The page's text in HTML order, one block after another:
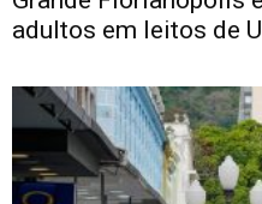
adultos em leitos de